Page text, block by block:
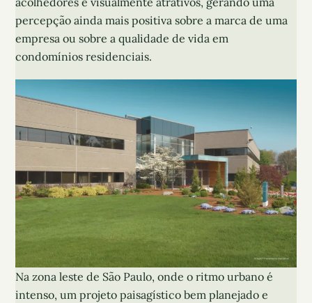
percepção ainda mais positiva sobre a marca de uma
empresa ou sobre a qualidade de vida em
condomínios residenciais.
Na zona leste de São Paulo, onde o ritmo urbano é
intenso, um projeto paisagístico bem planejado e